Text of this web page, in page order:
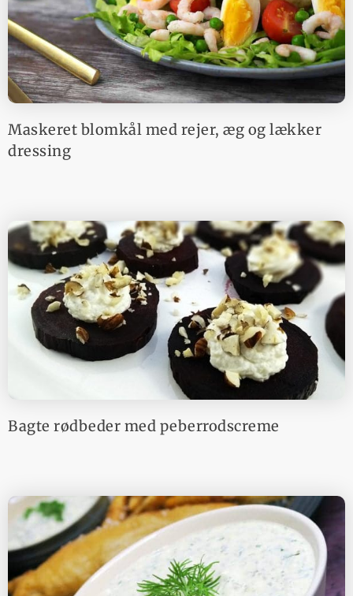
Maskeret blomkål med rejer, æg og lækker
dressing
Bagte rødbeder med peberrodscreme